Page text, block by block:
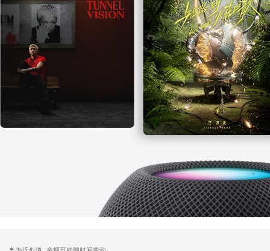
中
打
开)